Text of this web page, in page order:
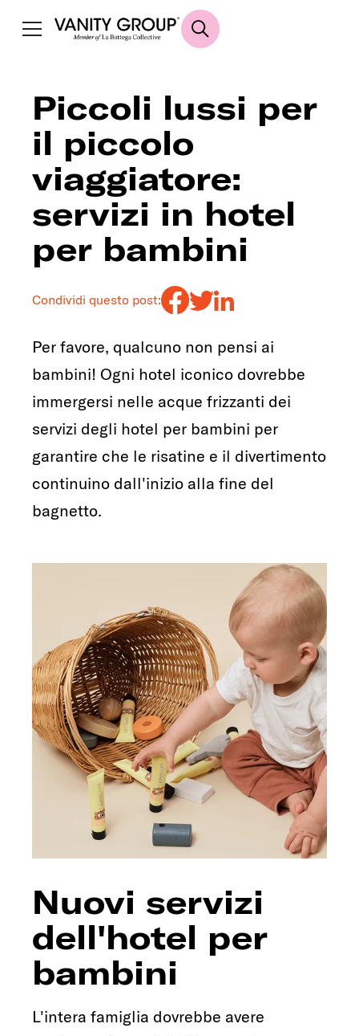
Piccoli lussi per
il piccolo
viaggiatore:
servizi in hotel
per bambini
Condividi questo post:
Per favore, qualcuno non pensi ai
bambini! Ogni hotel iconico dovrebbe
immergersi nelle acque frizzanti dei
servizi degli hotel per bambini per
garantire che le risatine e il divertimento
continuino dall'inizio alla fine del
bagnetto.
Nuovi servizi
dell'hotel per
bambini
L'intera famiglia dovrebbe avere